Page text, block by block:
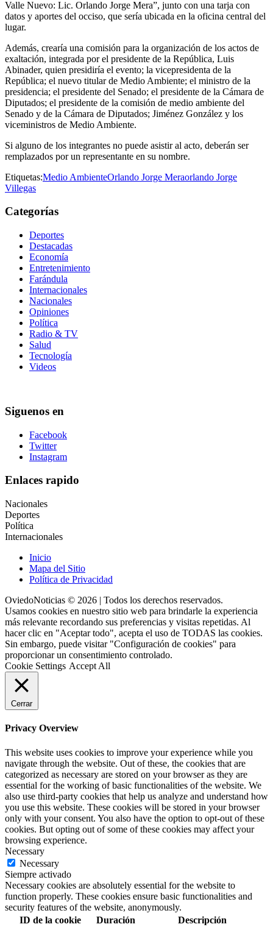
Valle Nuevo: Lic. Orlando Jorge Mera”, junto con una tarja con
datos y aportes del occiso, que sería ubicada en la oficina central del
lugar.
Además, crearía una comisión para la organización de los actos de
exaltación, integrada por el presidente de la República, Luis
Abinader, quien presidiría el evento; la vicepresidenta de la
República; el nuevo titular de Medio Ambiente; el ministro de la
presidencia; el presidente del Senado; el presidente de la Cámara de
Diputados; el presidente de la comisión de medio ambiente del
Senado y de la Cámara de Diputados; Jiménez González y los
viceministros de Medio Ambiente.
Si alguno de los integrantes no puede asistir al acto, deberán ser
remplazados por un representante en su nombre.
Etiquetas:Medio AmbienteOrlando Jorge Meraorlando Jorge
Villegas
Categorías
Deportes
Destacadas
Economía
Entretenimiento
Farándula
Internacionales
Nacionales
Opiniones
Política
Radio & TV
Salud
Tecnología
Videos
Siguenos en
Facebook
Twitter
Instagram
Enlaces rapido
Nacionales
Deportes
Política
Internacionales
Inicio
Mapa del Sitio
Política de Privacidad
OviedoNoticias © 2026 | Todos los derechos reservados.
Usamos cookies en nuestro sitio web para brindarle la experiencia
más relevante recordando sus preferencias y visitas repetidas. Al
hacer clic en "Aceptar todo", acepta el uso de TODAS las cookies.
Sin embargo, puede visitar "Configuración de cookies" para
proporcionar un consentimiento controlado.
Cookie Settings Accept All
Cerrar
Privacy Overview
This website uses cookies to improve your experience while you
navigate through the website. Out of these, the cookies that are
categorized as necessary are stored on your browser as they are
essential for the working of basic functionalities of the website. We
also use third-party cookies that help us analyze and understand how
you use this website. These cookies will be stored in your browser
only with your consent. You also have the option to opt-out of these
cookies. But opting out of some of these cookies may affect your
browsing experience.
Necessary
Necessary
Siempre activado
Necessary cookies are absolutely essential for the website to
function properly. These cookies ensure basic functionalities and
security features of the website, anonymously.
ID de la cookie
Duración Descripción